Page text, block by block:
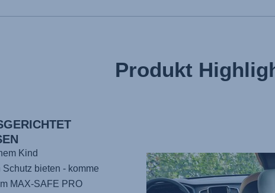
Produkt
Kind
bieten - komme
MAX-SAFE PRO